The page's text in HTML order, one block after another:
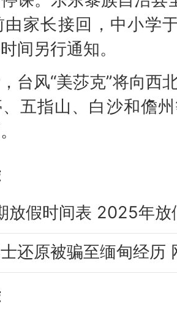
由家长接回，中小学
间另行通知。
风“美莎克”将向西
五指山、白沙和儋